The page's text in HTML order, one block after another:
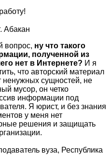
Абакан
вопрос, ну что такого
полученной из
нет в Интернете? И я
что авторский материал
ненужных сущностей, не
мусор, он четко
информации под
Я юрист, и без знания
у меня нет
решения и защищать
вуза, Республика